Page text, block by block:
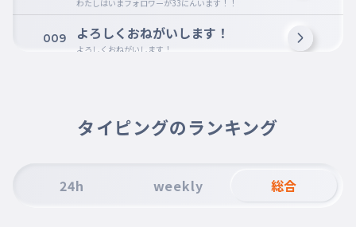
わたしはいまフォロワーが33にんいます！！
009 よろしくおねがいします！
よろしくおねがいします！
タイピングのランキング
24h weekly 総合